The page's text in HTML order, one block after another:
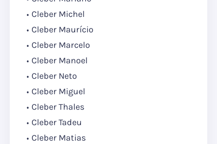
Cleber Michel
Cleber Maurício
Cleber Marcelo
Cleber Manoel
Cleber Neto
Cleber Miguel
Cleber Thales
Cleber Tadeu
Cleber Matias